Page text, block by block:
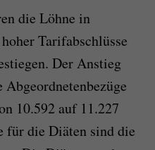
die Löhne in
Tarifabschlüsse
Der Anstieg
10.592 auf 11.227
für die Diäten sind die